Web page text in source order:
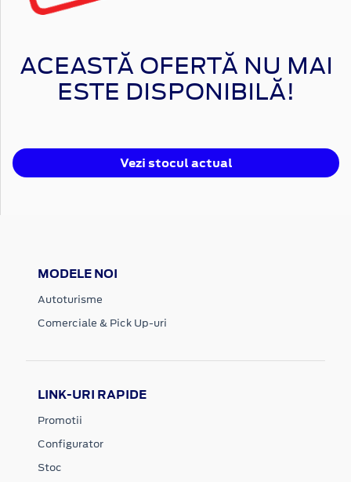
ACEASTĂ OFERTĂ NU MAI
ESTE DISPONIBILĂ!
Vezi stocul actual
MODELE NOI
Autoturisme
Comerciale & Pick Up-uri
LINK-URI RAPIDE
Promotii
Configurator
Stoc